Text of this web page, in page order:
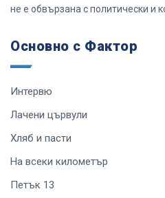
не е обвързана с политически и
Основно с Фактор
Интервю
Лачени цървули
Хляб и пасти
На всеки километър
Петък 13